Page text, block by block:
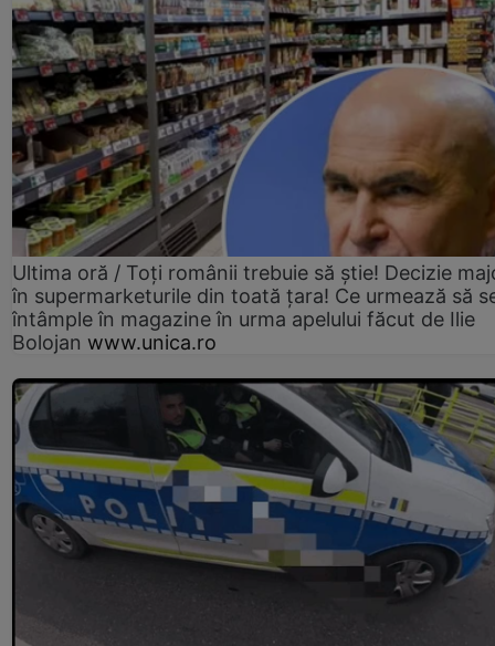
Ultima oră / Toți românii trebuie să știe! Decizie
în supermarketurile din toată țara! Ce urmează să
întâmple în magazine în urma apelului făcut de Ilie
Bolojan www.unica.ro